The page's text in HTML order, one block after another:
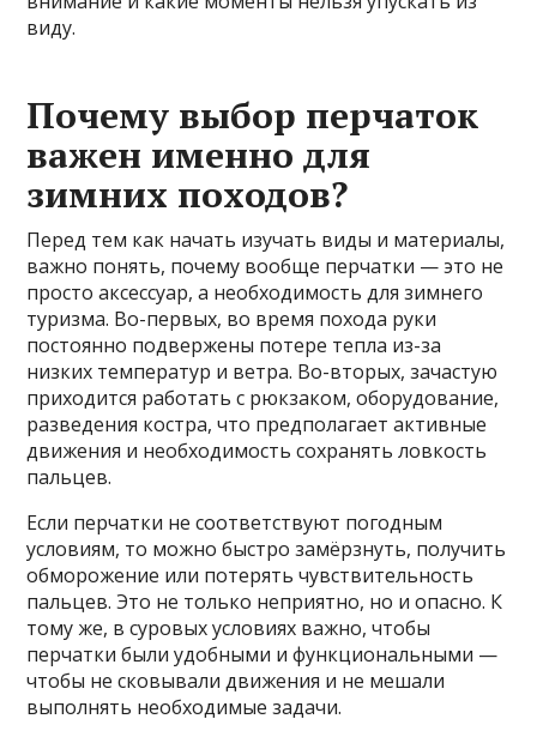
виду.
Почему выбор перчаток
важен именно для
зимних походов?
Перед тем как начать изучать виды и материалы,
важно понять, почему вообще перчатки — это не
просто аксессуар, а необходимость для зимнего
туризма. Во-первых, во время похода руки
постоянно подвержены потере тепла из-за
низких температур и ветра. Во-вторых, зачастую
приходится работать с рюкзаком, оборудование,
разведения костра, что предполагает активные
движения и необходимость сохранять ловкость
пальцев.
Если перчатки не соответствуют погодным
условиям, то можно быстро замёрзнуть, получить
обморожение или потерять чувствительность
пальцев. Это не только неприятно, но и опасно. К
тому же, в суровых условиях важно, чтобы
перчатки были удобными и функциональными —
чтобы не сковывали движения и не мешали
выполнять необходимые задачи.